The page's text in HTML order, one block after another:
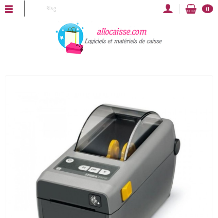
Blog 0
vous souhaite une bonne année 2025 !